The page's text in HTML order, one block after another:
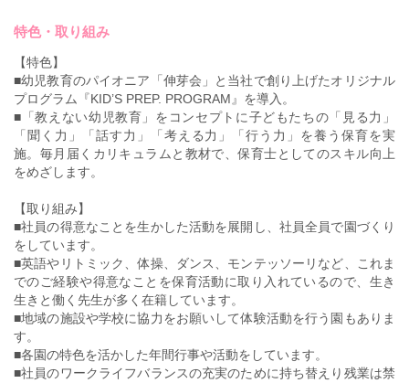
特色・取り組み
【特色】
■幼児教育のパイオニア「伸芽会」と当社で創り上げたオリジナル
プログラム『KID’S PREP. PROGRAM』を導入。
■「教えない幼児教育」をコンセプトに子どもたちの「見る力」
「聞く力」「話す力」「考える力」「行う力」を養う保育を実
施。毎月届くカリキュラムと教材で、保育士としてのスキル向上
をめざします。
【取り組み】
■社員の得意なことを生かした活動を展開し、社員全員で園づくり
をしています。
■英語やリトミック、体操、ダンス、モンテッソーリなど、これま
でのご経験や得意なことを保育活動に取り入れているので、生き
生きと働く先生が多く在籍しています。
■地域の施設や学校に協力をお願いして体験活動を行う園もありま
す。
■各園の特色を活かした年間行事や活動をしています。
■社員のワークライフバランスの充実のために持ち替えり残業は禁